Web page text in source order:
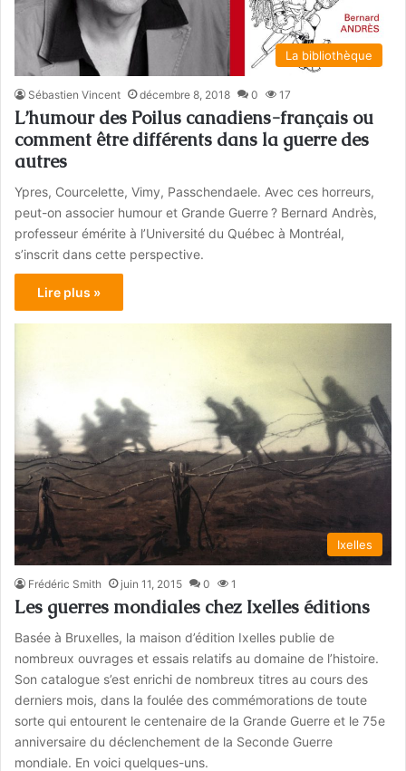
La bibliothèque
Sébastien Vincent décembre 8, 2018 0 17
L’humour des Poilus canadiens-français ou
comment être différents dans la guerre des
autres
Ypres, Courcelette, Vimy, Passchendaele. Avec ces horreurs,
peut-on associer humour et Grande Guerre ? Bernard Andrès,
professeur émérite à l’Université du Québec à Montréal,
s’inscrit dans cette perspective.
Lire plus »
Ixelles
Frédéric Smith juin 11, 2015 0 1
Les guerres mondiales chez Ixelles éditions
Basée à Bruxelles, la maison d’édition Ixelles publie de
nombreux ouvrages et essais relatifs au domaine de l’histoire.
Son catalogue s’est enrichi de nombreux titres au cours des
derniers mois, dans la foulée des commémorations de toute
sorte qui entourent le centenaire de la Grande Guerre et le 75e
anniversaire du déclenchement de la Seconde Guerre
mondiale. En voici quelques-uns.